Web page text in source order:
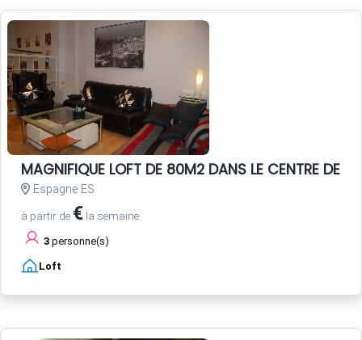
MAGNIFIQUE LOFT DE 80M2 DANS LE CENTRE DE
Espagne ES
à partir de € la semaine
3 personne(s)
Loft